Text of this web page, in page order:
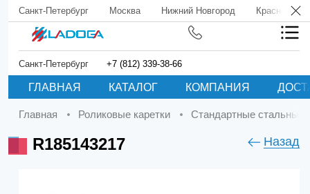
Санкт-Петербург Москва Нижний Новгород Краснодар
Санкт-Петербург +7 (812) 339-38-66
ГЛАВНАЯ КАТАЛОГ КОМПАНИЯ
Главная Роликовые каретки Стандартные стальные
R185143217 Назад